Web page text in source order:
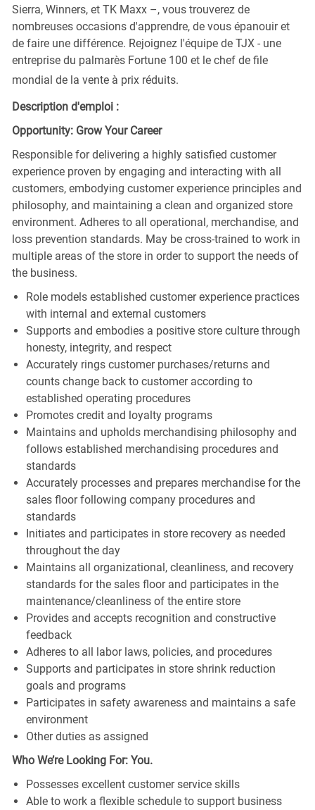
Sierra, Winners, et TK Maxx –, vous trouverez de
nombreuses occasions d'apprendre, de vous épanouir et
de faire une différence. Rejoignez l'équipe de TJX - une
entreprise du palmarès Fortune 100 et le chef de file
mondial de la vente à prix réduits.
Description d'emploi :
Opportunity: Grow Your Career
Responsible for delivering a highly satisfied customer
experience proven by engaging and interacting with all
customers, embodying customer experience principles and
philosophy, and maintaining a clean and organized store
environment. Adheres to all operational, merchandise, and
loss prevention standards. May be cross-trained to work in
multiple areas of the store in order to support the needs of
the business.
Role models established customer experience practices
with internal and external customers
Supports and embodies a positive store culture through
honesty, integrity, and respect
Accurately rings customer purchases/returns and
counts change back to customer according to
established operating procedures
Promotes credit and loyalty programs
Maintains and upholds merchandising philosophy and
follows established merchandising procedures and
standards
Accurately processes and prepares merchandise for the
sales floor following company procedures and
standards
Initiates and participates in store recovery as needed
throughout the day
Maintains all organizational, cleanliness, and recovery
standards for the sales floor and participates in the
maintenance/cleanliness of the entire store
Provides and accepts recognition and constructive
feedback
Adheres to all labor laws, policies, and procedures
Supports and participates in store shrink reduction
goals and programs
Participates in safety awareness and maintains a safe
environment
Other duties as assigned
Who We’re Looking For: You.
Possesses excellent customer service skills
Able to work a flexible schedule to support business